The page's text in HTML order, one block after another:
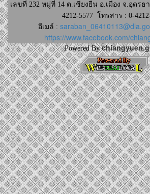
เลขที่ 232 หมู่ที่ 14 ต.เชียงยืน อ.เมือง จ.อุดรธ
4212-5577 โทรสาร : 0-
อีเมล์ :
https://www.facebook.com/
Powered By